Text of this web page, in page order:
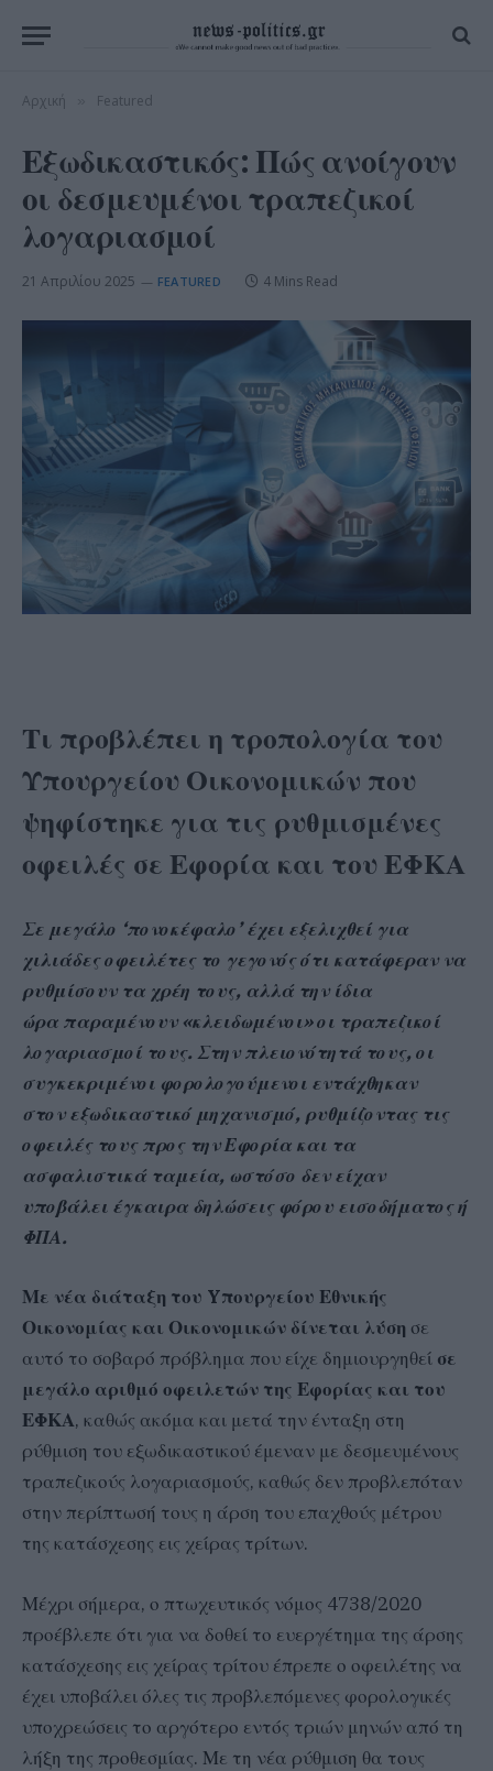
Αρχική Featured
Εξωδικαστικός: Πώς ανοίγουν
οι δεσμευμένοι τραπεζικοί
λογαριασμοί
21 Απριλίου 2025 FEATURED 4 Mins Read
Τι προβλέπει η τροπολογία του
Υπουργείου Οικονομικών που
ψηφίστηκε για τις ρυθμισμένες
οφειλές σε Εφορία και του ΕΦΚΑ
Σε μεγάλο ‘πονοκέφαλο’ έχει εξελιχθεί για
χιλιάδες οφειλέτες το γεγονός ότι κατάφεραν να
ρυθμίσουν τα χρέη τους, αλλά την ίδια
ώρα παραμένουν «κλειδωμένοι» οι τραπεζικοί
λογαριασμοί τους. Στην πλειονότητά τους, οι
συγκεκριμένοι φορολογούμενοι εντάχθηκαν
στον εξωδικαστικό μηχανισμό, ρυθμίζοντας τις
οφειλές τους προς την Εφορία και τα
ασφαλιστικά ταμεία, ωστόσο δεν είχαν
υποβάλει έγκαιρα δηλώσεις φόρου εισοδήματος ή
ΦΠΑ.
Με νέα διάταξη του Yπουργείου Εθνικής
Οικονομίας και Οικονομικών δίνεται λύση σε
αυτό το σοβαρό πρόβλημα που είχε δημιουργηθεί σε
μεγάλο αριθμό οφειλετών της Εφορίας και του
ΕΦΚΑ, καθώς ακόμα και μετά την ένταξη στη
ρύθμιση του εξωδικαστικού έμεναν με δεσμευμένους
τραπεζικούς λογαριασμούς, καθώς δεν προβλεπόταν
στην περίπτωσή τους η άρση του επαχθούς μέτρου
της κατάσχεσης εις χείρας τρίτων.
Μέχρι σήμερα, ο πτωχευτικός νόμος 4738/2020
προέβλεπε ότι για να δοθεί το ευεργέτημα της άρσης
κατάσχεσης εις χείρας τρίτου έπρεπε ο οφειλέτης να
έχει υποβάλει όλες τις προβλεπόμενες φορολογικές
υποχρεώσεις το αργότερο εντός τριών μηνών από τη
λήξη της προθεσμίας. Με τη νέα ρύθμιση θα τους